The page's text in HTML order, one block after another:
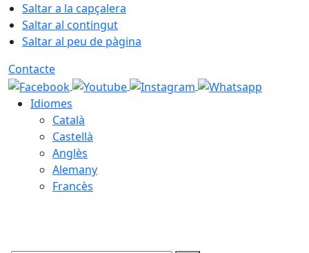
Saltar a la capçalera
Saltar al contingut
Saltar al peu de pàgina
Contacte
Idiomes
Català
Castellà
Anglès
Alemany
Francès